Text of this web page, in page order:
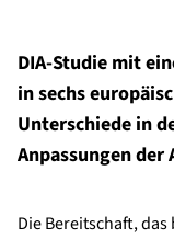
DIA-Studie mit
in sechs
Unterschiede in
Anpassungen
Die Bereitschaft,